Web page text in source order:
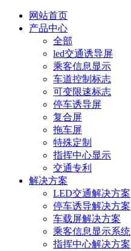
网站首页
产品中心
全部
led交通诱导屏
乘客信息显示
车道控制标志
可变限速标志
停车诱导屏
复合屏
拖车屏
特殊定制
指挥中心显示
交通专利
解决方案
LED交通解决方案
停车诱导解决方案
车载屏解决方案
乘客信息显示系统
指挥中心解决方案